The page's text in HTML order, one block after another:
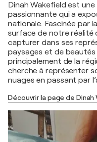
Dinah Wakefield est
passionnante qui a
nationale. Fascinée par
surface de notre réalité
capturer dans ses
paysages et de beautés
principalement de la
cherche à représenter
nuages en passant par
Découvrir la page de Dinah